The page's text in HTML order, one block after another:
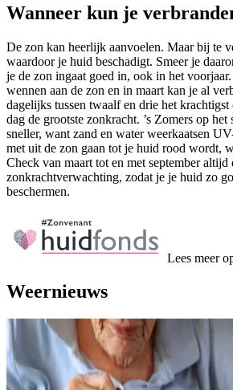
Wanneer kun je
De zon kan heerlijk aanvoelen. Maar bij te
waardoor je huid beschadigt. Smeer je
je de zon ingaat goed in, ook in het
wennen aan de zon en in maart kan je al
dagelijks tussen twaalf en drie het krachtigst
dag de grootste zonkracht. ’s Zomers op
sneller, want zand en water weerkaatsen
met uit de zon gaan tot je huid rood wordt,
Check van maart tot en met september altijd
zonkrachtverwachting, zodat je je huid zo
beschermen.
Lees meer
Weernieuws